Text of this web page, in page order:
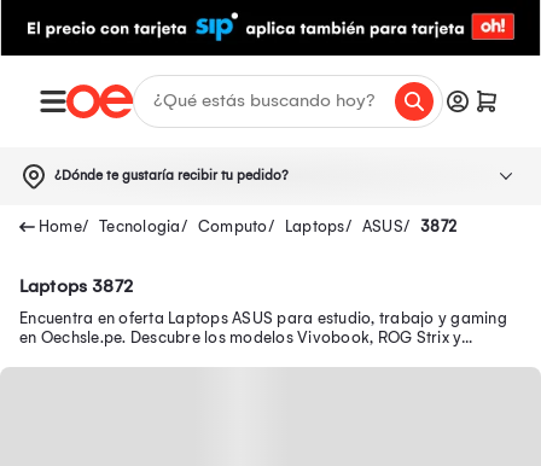
¿Dónde te gustaría recibir tu pedido?
Tecnologia Computo Laptops ASUS 3872
Laptops 3872
Encuentra en oferta Laptops ASUS para estudio, trabajo y gaming
en Oechsle.pe. Descubre los modelos Vivobook, ROG Strix y